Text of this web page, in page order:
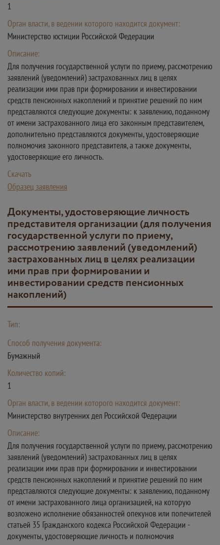
1
Орган власти, в ведении которого находится документ:
Министерство юстиции Российской Федерации
Описание:
Для получения государственной услуги по приему, рассмотрению
заявлений (уведомлений) застрахованных лиц в целях
реализации ими прав при формировании и инвестировании
средств пенсионных накоплений и принятие решений по ним
представляются следующие документы: к заявлению, поданному
от имени застрахованного лица его законным представителем,
дополнительно представляются документы, удостоверяющие
полномочия законного представителя, а также документы,
удостоверяющие его личность.
Скачать
Образец заявления
Документы, удостоверяющие личность
представителя организации (для получения
государственной услуги по приему,
рассмотрению заявлений (уведомлений)
застрахованных лиц в целях реализации
ими прав при формировании и
инвестировании средств пенсионных
накоплений)
Тип:
Способ получения документа:
Бумажный
Количество копий:
1
Орган власти, в ведении которого находится документ:
Министерство внутренних дел Российской Федерации
Описание:
Для получения государственной услуги по приему, рассмотрению
заявлений (уведомлений) застрахованных лиц в целях
реализации ими прав при формировании и инвестировании
средств пенсионных накоплений и принятие решений по ним
представляются следующие документы: к заявлению, поданному
от имени застрахованного лица организацией, на которую
возложено исполнение обязанностей опекунов или попечителей
статьей 35 Гражданского кодекса Российской Федерации -
документы, удостоверяющие личность и полномочия